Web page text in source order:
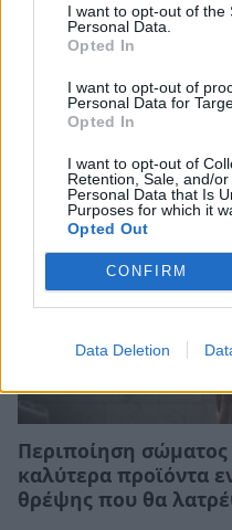
I want to opt-out of the
Personal Data.
Opted In
I want to opt-out of
Personal Data for
Opted In
I want to opt-out of
Retention, Sale, and/
Personal Data that Is
Purposes for which it
Opted Out
CONFIRM
Data Deletion
Sunday reset: Η
02/06/2026 13:28
Περιποίηση
καλύτερα προϊόντα
θρέψης που θα